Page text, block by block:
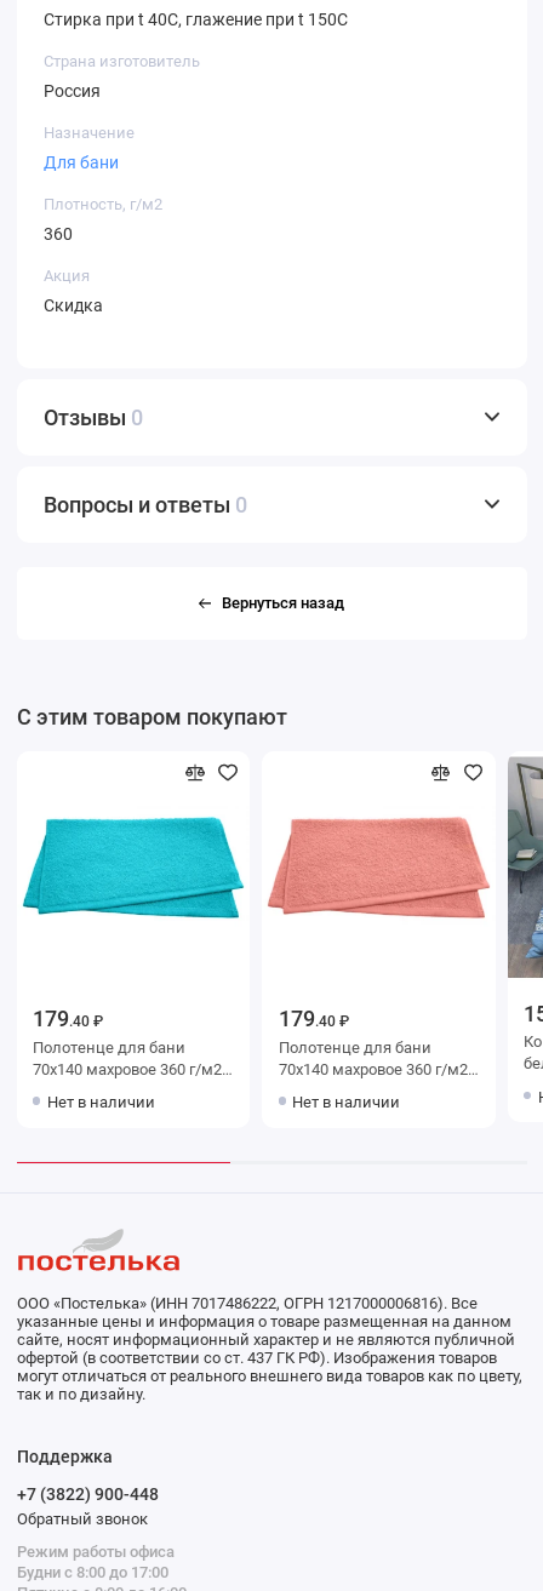
Стирка при t 40С, глажение при t 150С
Страна изготовитель
Россия
Назначение
Для бани
Плотность, г/м2
360
Акция
Скидка
Отзывы 0
Вопросы и ответы 0
Вернуться назад
С этим товаром покупают
179.40 ₽
Полотенце для бани
70х140 махровое 360 г/м2
мануфактура
Нет в наличии
179.40 ₽
Полотенце для бани
70х140 махровое 360 г/м2
мануфактура
Нет в наличии
белья
ООО «Постелька» (ИНН 7017486222, ОГРН 1217000006816). Все
указанные цены и информация о товаре размещенная на данном
сайте, носят информационный характер и не являются публичной
офертой (в соответствии со ст. 437 ГК РФ). Изображения товаров
могут отличаться от реального внешнего вида товаров как по цвету,
так и по дизайну.
Поддержка
+7 (3822) 900-448
Обратный звонок
Режим работы офиса
Будни с 8:00 до 17:00